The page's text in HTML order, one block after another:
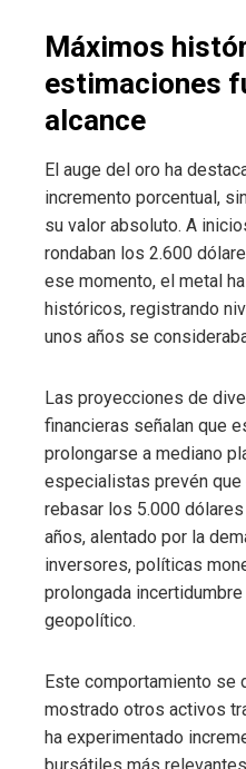
Máximos
estimaciones
alcance
El auge del oro ha
incremento porcentual,
su valor absoluto. A
rondaban los 2.600
ese momento, el metal
históricos, registrando
unos años se
Las proyecciones de
financieras señalan que
prolongarse a mediano
especialistas prevén
rebasar los 5.000
años, alentado por la
inversores, políticas
prolongada
geopolítico.
Este comportamiento se
mostrado otros activos
ha experimentado